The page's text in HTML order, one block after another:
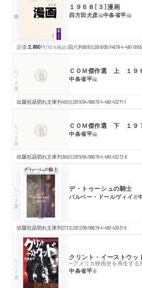
１９６８［３］漫画
四方田犬彦編中条省平編
定価:2,860円 （10％税込）四六判608頁2018/05/14978-4-480-
ちくま文庫 ＣＯＭ傑作選 上 １９
中条省平編
出版社品切れ文庫判400頁2015/04/08978-4-480-43271-1
ちくま文庫 ＣＯＭ傑作選 下 １９
中条省平編
出版社品切れ文庫判368頁2015/04/08978-4-480-43272-8
ちくま文庫 デ・トゥーシュの騎士
バルベー・ドールヴィイ著
出版社品切れ文庫判272頁2012/06/06978-4-480-42931-5
ちくま文庫 クリント・イーストウッ
─アメリカ映画史を再生する
中条省平著